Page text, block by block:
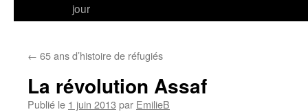
jour
← 65 ans d’histoire de réfugiés
La révolution Assaf
Publié le 1 juin 2013 par EmilieB